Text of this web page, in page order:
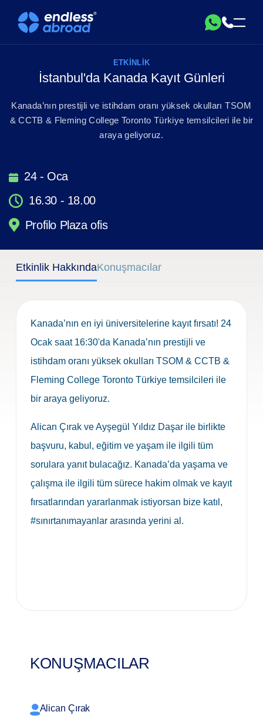
ETKINLIK
İstanbul'da Kanada Kayıt Günleri
Kanada’nın prestijli ve istihdam oranı yüksek okulları TSOM
& CCTB & Fleming College Toronto Türkiye temsilcileri ile bir
araya geliyoruz.
24 - Oca
16.30 - 18.00
Profilo Plaza ofis
Etkinlik HakkındaKonuşmacılar
Kanada’nın en iyi üniversitelerine kayıt fırsatı! 24
Ocak saat 16:30'da Kanada’nın prestijli ve
istihdam oranı yüksek okulları TSOM & CCTB &
Fleming College Toronto Türkiye temsilcileri ile
bir araya geliyoruz.
Alican Çırak ve Ayşegül Yıldız Daşar ile birlikte
başvuru, kabul, eğitim ve yaşam ile ilgili tüm
sorulara yanıt bulacağız. Kanada’da yaşama ve
çalışma ile ilgili tüm sürece hakim olmak ve kayıt
fırsatlarından yararlanmak istiyorsan bize katıl,
#sınırtanımayanlar arasında yerini al.
KONUŞMACILAR
Alican Çırak